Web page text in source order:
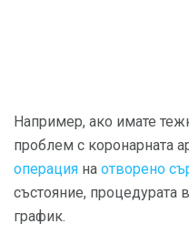
Например, ако имате
проблем с коронарната
операция на отворено
състояние,
график.